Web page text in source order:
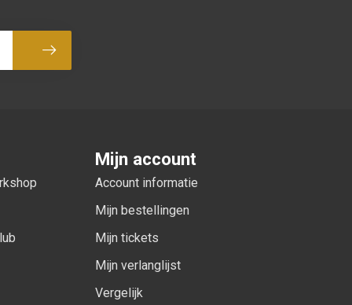
Abonneer
Mijn account
Account informatie
Mijn bestellingen
Mijn tickets
Mijn verlanglijst
Vergelijk